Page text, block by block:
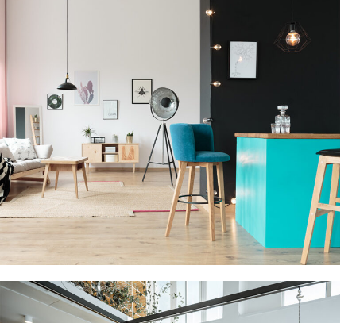
ΕΞΟΠΛΙΣΜΟΣ ΚΑΤΑΣΤΗΜΑΤΩΝ
ΟΙΚΙΑΚΟΣ ΕΞΟΠΛΙΣΜΟΣ